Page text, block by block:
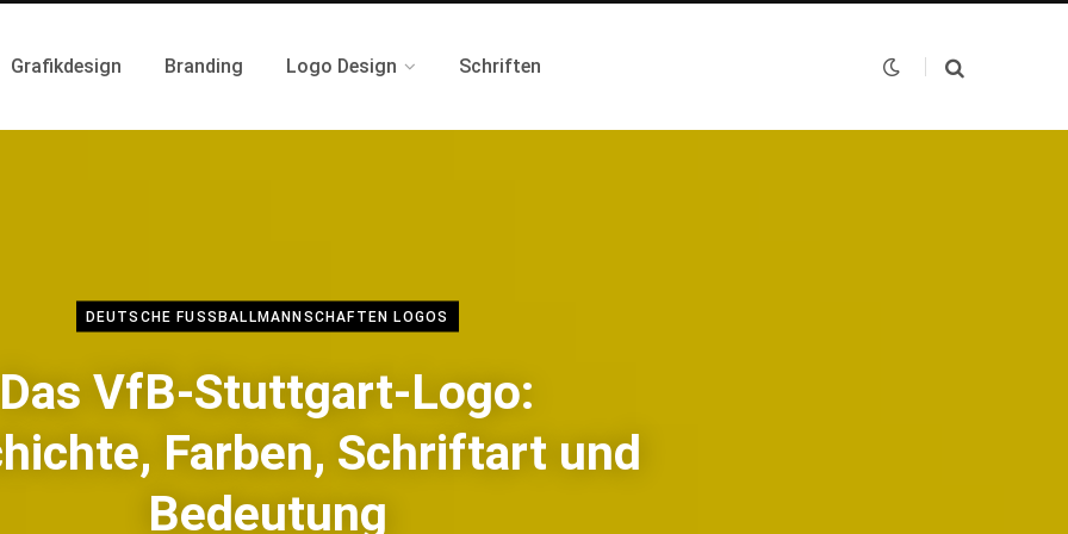
Grafikdesign Branding Logo Design Schriften
DEUTSCHE FUSSBALLMANNSCHAFTEN LOGOS
Das VfB-Stuttgart-Logo:
Farben, Schriftart und
Bedeutung